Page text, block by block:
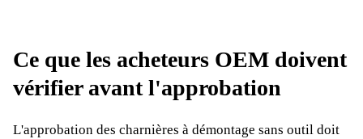
Ce que les acheteurs OEM doivent
vérifier avant l'approbation
L'approbation des charnières à démontage sans outil doit